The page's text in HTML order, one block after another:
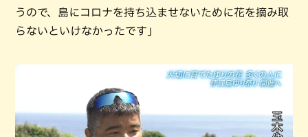
うので、島にコロナを持ち込ませないために花を摘み取
らないといけなかったです」